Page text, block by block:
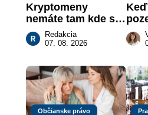
Kryptomeny
nemáte tam kde si
myslíte: Viete, kde
sa naozaj
Redakcia
07. 08. 2026
Občianske právo